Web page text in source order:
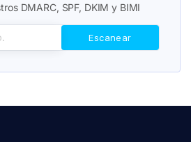
DMARC, SPF, DKIM y BIMI